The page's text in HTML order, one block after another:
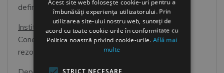
definirea corecta a pozitiilor din organizatie.
Institutii
Conectati-va cu cei care va pot ajuta. Impreuna
rezolvati mai rapid problemele dvs.
Acest site web folosește cookie-uri pentru a
îmbunătăți experiența utilizatorului. Prin
utilizarea site-ului nostru web, sunteți de
acord cu toate cookie-urile în conformitate cu
Politica noastră privind cookie-urile.Află mai
multe
STRICT NECESARE